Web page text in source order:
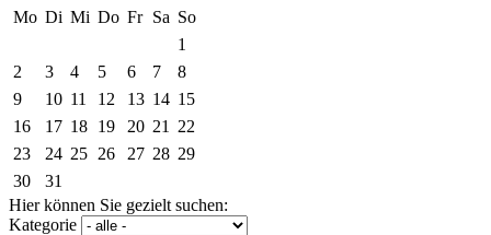
Mo Di Mi Do Fr Sa So
1
2
3 4 5 6 7
8
9
10 11 12 13 14 15
16
17 18 19 20 21
22
23
24 25 26 27 28 29
30
31
Hier können Sie gezielt suchen:
Kategorie